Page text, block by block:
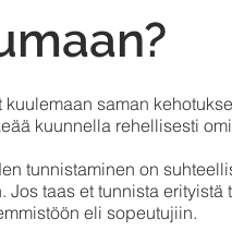
saman
kuunnella rehellisesti
tunnistaminen on
taas et tunnista erityistä
eli sopeutujiin.